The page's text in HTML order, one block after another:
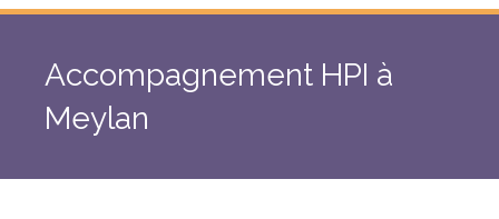
Accompagnement HPI à
Meylan